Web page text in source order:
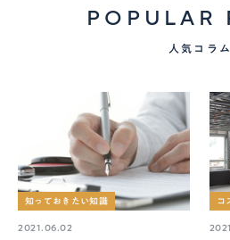
POPULAR
人気コラム
知っておきたい知識
2021.06.02
コ